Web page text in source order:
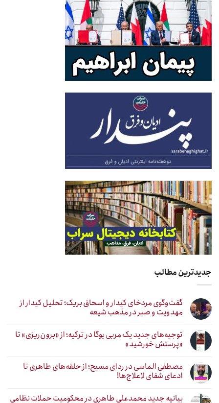
جدیدترین مطالب
گفت‌وگوی مردخای کیدار و اسحاق بریک؛ تحلیل کیدار از
مهدویت و صبر در مذهب شیعه
توجیه‌های جدید یک مربی یوگا در ترکیه؛ از «برون‌ریزی» تا
«پرستش خورشید»
مصطفی الماسی در ردای مسیح؛ از حلقه‌های طاهری تا
ادعای شفای لاعلاج‌ها!
بیانیه جدید محمدعلی طاهری در محکومیت حملات نظامی